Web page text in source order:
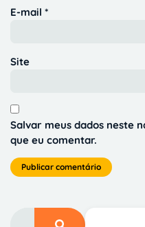
E-mail *
Site
Salvar meus dados neste
que eu comentar.